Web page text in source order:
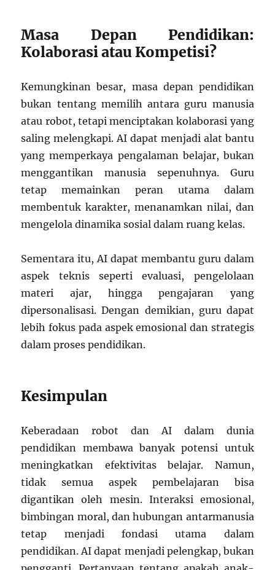
Masa Depan Pendidikan:
Kolaborasi atau Kompetisi?
Kemungkinan besar, masa depan pendidikan
bukan tentang memilih antara guru manusia
atau robot, tetapi menciptakan kolaborasi yang
saling melengkapi. AI dapat menjadi alat bantu
yang memperkaya pengalaman belajar, bukan
menggantikan manusia sepenuhnya. Guru
tetap memainkan peran utama dalam
membentuk karakter, menanamkan nilai, dan
mengelola dinamika sosial dalam ruang kelas.
Sementara itu, AI dapat membantu guru dalam
aspek teknis seperti evaluasi, pengelolaan
materi ajar, hingga pengajaran yang
dipersonalisasi. Dengan demikian, guru dapat
lebih fokus pada aspek emosional dan strategis
dalam proses pendidikan.
Kesimpulan
Keberadaan robot dan AI dalam dunia
pendidikan membawa banyak potensi untuk
meningkatkan efektivitas belajar. Namun,
tidak semua aspek pembelajaran bisa
digantikan oleh mesin. Interaksi emosional,
bimbingan moral, dan hubungan antarmanusia
tetap menjadi fondasi utama dalam
pendidikan. AI dapat menjadi pelengkap, bukan